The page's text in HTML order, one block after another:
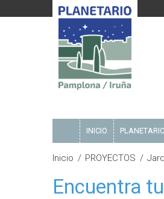
INICIO PLANETARIO
Inicio PROYECTOS
Encuentra